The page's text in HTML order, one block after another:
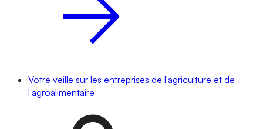
Votre veille sur les entreprises de l'agriculture et de
l'agroalimentaire